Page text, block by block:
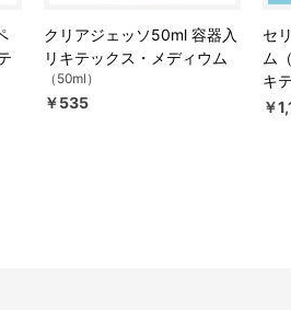
クリアジェッソ50ml 容器入
リキテックス・メディウム
（50ml）
￥535
セ
ム
キ
￥